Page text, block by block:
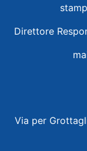
Direttore
Via per